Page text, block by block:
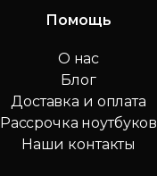
Помощь
О нас
Блог
Доставка и оплата
Рассрочка ноутбуков
Наши контакты